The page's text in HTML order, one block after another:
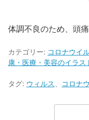
体調不良のため、頭
カテゴリー: コロナウイ
康・医療・美容のイラス
タグ: ウィルス コロナ